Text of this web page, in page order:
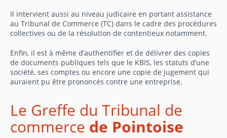
Il intervient aussi au niveau judicaire en portant assistance
au Tribunal de Commerce (TC) dans le cadre des procédures
collectives ou de la résolution de contentieux notamment.
Enfin, il est à même d’authentifier et de délivrer des copies
de documents publiques tels que le KBIS, les statuts d’une
société, ses comptes ou encore une copie de jugement qui
auraient pu être prononcés contre une entreprise.
Le Greffe du Tribunal de
commerce de Pointoise